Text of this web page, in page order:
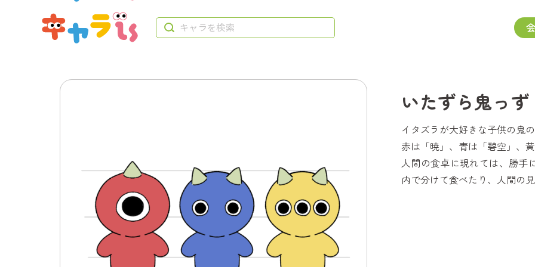
いたずら鬼っず
イタズラが大好きな子供の鬼
赤は「暁」、青は「碧空」、
人間の食卓に現れては、勝手
内で分けて食べたり、人間の